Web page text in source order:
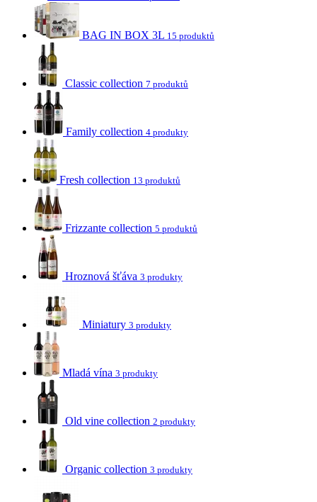
BAG IN BOX 3L 15 produktů
Classic collection 7 produktů
Family collection 4 produkty
Fresh collection 13 produktů
Frizzante collection 5 produktů
Hroznová šťáva 3 produkty
Miniatury 3 produkty
Mladá vína 3 produkty
Old vine collection 2 produkty
Organic collection 3 produkty